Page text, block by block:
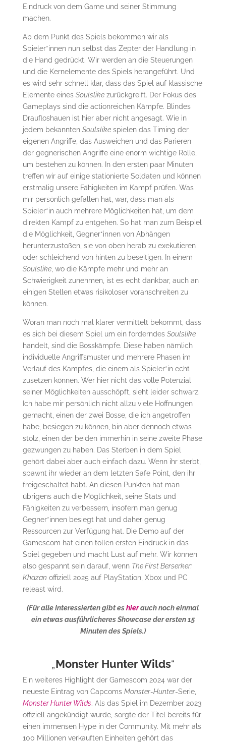
Eindruck von dem Game und seiner Stimmung
machen.
Ab dem Punkt des Spiels bekommen wir als
Spieler*innen nun selbst das Zepter der Handlung in
die Hand gedrückt. Wir werden an die Steuerungen
und die Kernelemente des Spiels herangeführt. Und
es wird sehr schnell klar, dass das Spiel auf klassische
Elemente eines Soulslikezurückgreift. Der Fokus des
Gameplays sind die actionreichen Kämpfe. Blindes
Draufloshauen ist hier aber nicht angesagt. Wie in
jedem bekannten Soulslikespielen das Timing der
eigenen Angriffe, das Ausweichen und das Parieren
der gegnerischen Angriffe eine enorm wichtige Rolle,
um bestehen zu können. In den ersten paar Minuten
treffen wir auf einige stationierte Soldaten und können
erstmalig unsere Fähigkeiten im Kampf prüfen. Was
mir persönlich gefallen hat, war, dass man als
Spieler*in auch mehrere Möglichkeiten hat, um dem
direkten Kampf zu entgehen. So hat man zum Beispiel
die Möglichkeit, Gegner*innen von Abhängen
herunterzustoßen, sie von oben herab zu exekutieren
oder schleichend von hinten zu beseitigen. In einem
Soulslike, wo die Kämpfe mehr und mehr an
Schwierigkeit zunehmen, ist es echt dankbar, auch an
einigen Stellen etwas risikoloser voranschreiten zu
können.
Woran man noch mal klarer vermittelt bekommt, dass
es sich bei diesem Spiel um ein forderndes Soulslike
handelt, sind die Bosskämpfe. Diese haben nämlich
individuelle Angriffsmuster und mehrere Phasen im
Verlauf des Kampfes, die einem als Spieler*in echt
zusetzen können. Wer hier nicht das volle Potenzial
seiner Möglichkeiten ausschöpft, sieht leider schwarz.
Ich habe mir persönlich nicht allzu viele Hoffnungen
gemacht, einen der zwei Bosse, die ich angetroffen
habe, besiegen zu können, bin aber dennoch etwas
stolz, einen der beiden immerhin in seine zweite Phase
gezwungen zu haben. Das Sterben in dem Spiel
gehört dabei aber auch einfach dazu. Wenn ihr sterbt,
spawnt ihr wieder an dem letzten Safe Point, den ihr
freigeschaltet habt. An diesen Punkten hat man
übrigens auch die Möglichkeit, seine Stats und
Fähigkeiten zu verbessern, insofern man genug
Gegner*innen besiegt hat und daher genug
Ressourcen zur Verfügung hat. Die Demo auf der
Gamescom hat einen tollen ersten Eindruck in das
Spiel gegeben und macht Lust auf mehr. Wir können
also gespannt sein darauf, wenn The First Berserker:
Khazan offiziell 2025 auf PlayStation, Xbox und PC
releast wird.
(Für alle Interessierten gibt eshierauch noch einmal
ein etwas ausführlicheres Showcase der ersten 15
Minuten des Spiels.)
„Monster Hunter Wilds“
Ein weiteres Highlight der Gamescom 2024 war der
neueste Eintrag von Capcoms Monster-Hunter-Serie,
Monster Hunter Wilds. Als das Spiel im Dezember 2023
offiziell angekündigt wurde, sorgte der Titel bereits für
einen immensen Hype in der Community. Mit mehr als
100 Millionen verkauften Einheiten gehört das